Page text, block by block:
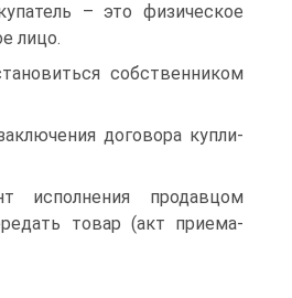
– это физическое
лицо.
собственником
договора купли-
исполнения продавцом
товар (акт приема-